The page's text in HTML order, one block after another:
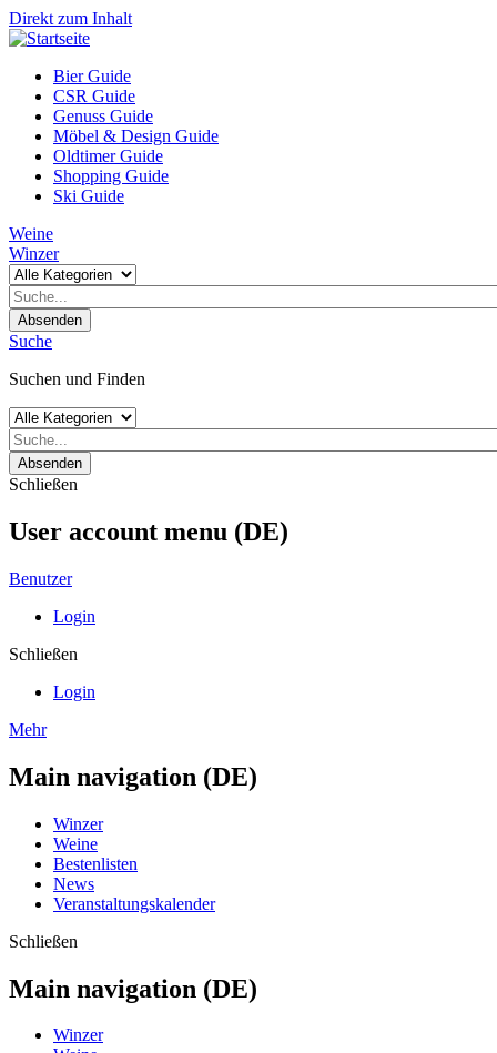
Direkt zum Inhalt
Bier Guide
CSR Guide
Genuss Guide
Möbel & Design Guide
Oldtimer Guide
Shopping Guide
Ski Guide
Weine
Winzer
Absenden
Suche
Suchen und Finden
Absenden
Schließen
User account menu (DE)
Benutzer
Login
Schließen
Login
Mehr
Main navigation (DE)
Winzer
Weine
Bestenlisten
News
Veranstaltungskalender
Schließen
Main navigation (DE)
Winzer